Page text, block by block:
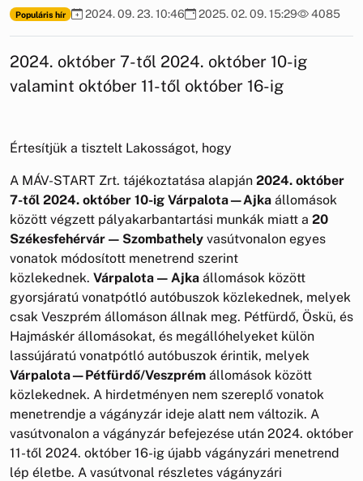
Populáris hír 2024. 09. 23. 10:46 2025. 02. 09. 15:29 4085
2024. október 7-től 2024. október 10-ig
valamint október 11-től október 16-ig
Értesítjük a tisztelt Lakosságot, hogy
A MÁV-START Zrt. tájékoztatása alapján 2024. október
7-től 2024. október 10-ig Várpalota—Ajka állomások
között végzett pályakarbantartási munkák miatt a 20
Székesfehérvár — Szombathely vasútvonalon egyes
vonatok módosított menetrend szerint
közlekednek. Várpalota — Ajka állomások között
gyorsjáratú vonatpótló autóbuszok közlekednek, melyek
csak Veszprém állomáson állnak meg. Pétfürdő, Öskü, és
Hajmáskér állomásokat, és megállóhelyeket külön
lassújáratú vonatpótló autóbuszok érintik, melyek
Várpalota—Pétfürdő/Veszprém állomások között
közlekednek. A hirdetményen nem szereplő vonatok
menetrendje a vágányzár ideje alatt nem változik. A
vasútvonalon a vágányzár befejezése után 2024. október
11-től 2024. október 16-ig újabb vágányzári menetrend
lép életbe. A vasútvonal részletes vágányzári